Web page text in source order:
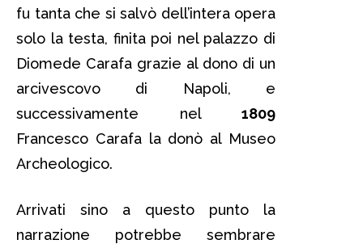
fu tanta che si salvò dell’intera opera
solo la testa, finita poi nel palazzo di
Diomede Carafa grazie al dono di un
arcivescovo di Napoli, e
successivamente nel 1809
Francesco Carafa la donò al Museo
Archeologico.
Arrivati sino a questo punto la
narrazione potrebbe sembrare